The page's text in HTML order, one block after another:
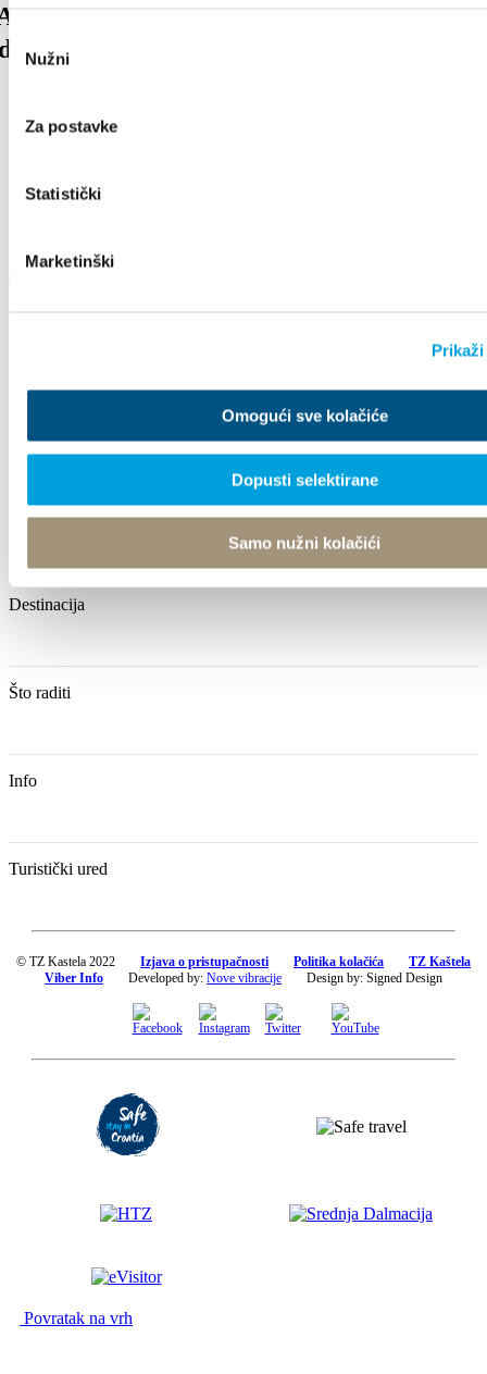
Odabir
pristanka
Nužni
Za postavke
Statistički
Marketinški
Omogući sve kolačiće
Dopusti selektirane
Samo nužni kolačići
o visini turističke pristojbe na području
županije za 2027. godinu
21216 Kaštel Stari, Hrvatska
+385 21 227 933 info@kastela-info.hr Kutak za iznajmljivače
Istraži
Destinacija
Što raditi
Info
Turistički ured
© TZ Kastela 2022 Izjava o pristupačnosti Politika kolačića
TZ Kaštela
Viber Info
Developed by: Nove vibracije Design by: Signed Design
Povratak na vrh